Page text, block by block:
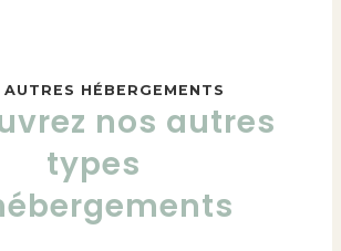
AUTRES HÉBERGEMENTS
nos autres
types